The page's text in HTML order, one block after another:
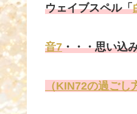
ウェイブスペル「
音7・・・思い込
（KIN72の過ご